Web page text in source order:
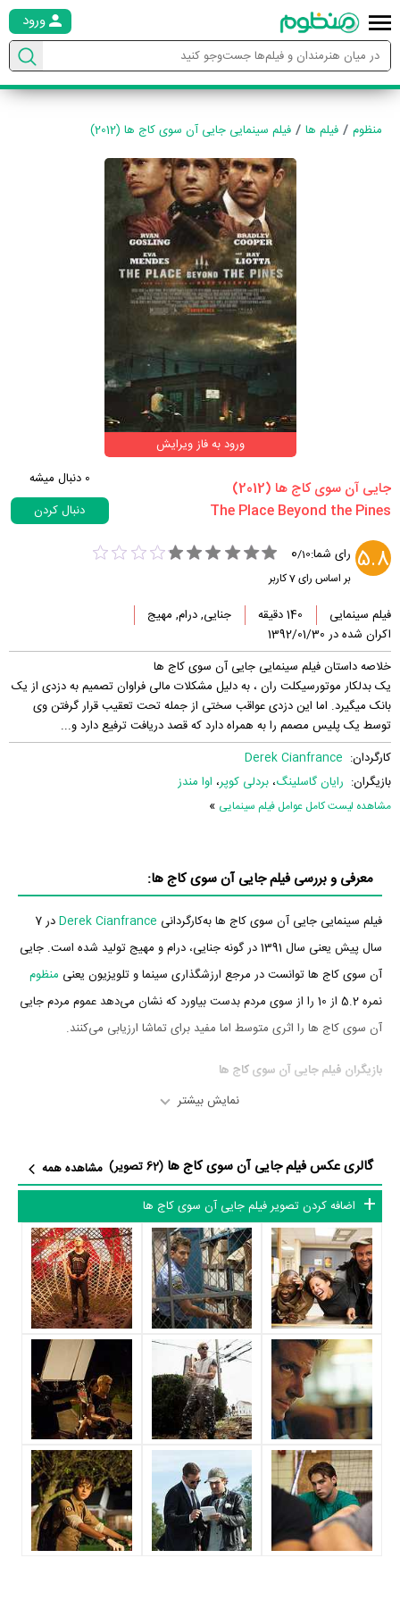
ورود
منظوم فیلم ها فیلم سینمایی جایی آن سوی کاج ها (2012)
ورود به فاز ویرایش
‏جایی آن سوی کاج ها‏ (2012)
0 دنبال میشه
دنبال کردن
5.8 رای شما: 0/10
بر اساس رای7کاربر
فیلم سینمایی 140 دقیقه
جنایی, درام, مهیج
اکران شده در 1392/01/30
خلاصه داستان فیلم سینمایی جایی آن سوی کاج ها
یک بدلکار موتورسیکلت ران ، به دلیل مشکلات مالی فراوان تصمیم به دزدی از یک
بانک میگیرد. اما این دزدی عواقب سختی از جمله تحت تعقیب قرار گرفتن وی
توسط یک پلیس مصمم را به همراه دارد که قصد دریافت ترفیع دارد و...
کارگردان: Derek Cianfrance
بازیگران: رایان گاسلینگ، بردلی کوپر، اوا مندز
مشاهده لیست کامل عوامل فیلم سینمایی »
معرفی و بررسی فیلم جایی آن سوی کاج ها:
فیلم سینمایی جایی آن سوی کاج ها به‌کارگردانی Derek Cianfrance
در 7
سال پیش یعنی سال 1391 در گونه جنایی، درام و مهیج تولید شده است. جایی
آن سوی کاج ها توانست در مرجع ارزشگذاری سینما و تلویزیون یعنی منظوم
نمره 5.2 از 10 را از سوی مردم بدست بیاورد که نشان می‌دهد عموم مردم جایی
آن سوی کاج ها را اثری متوسط اما مفید برای تماشا ارزیابی می‌کنند.
بازیگران فیلم جایی آن سوی کاج ها
بازیگران فیلم جایی آن سوی کاج ها چه کسانی هستند؟ در جایی آن سوی کاج
Romina،Craig Van Hook در نقش Jack، اولگا مردیزدر نقش Malena،
Angelo Anthony Pizza
در نقش Baby Jason (as Anthony Angelo
Pizza Jr.) و
ماهرشالا علی
در نقش Kofi به ایفای نقش و بازیگری
پرداخته‌اند. در فیلم جایی آن سوی کاج ها حدود 11 بازیگر جلوی دوربین رفته‌اند
که از نظر تعداد بازیگران می‌توان جایی آن سوی کاج ها را یک اثر پربازیگر
عنوان کرد. از این‌لحاظ کارگردانی فیلم جایی آن سوی کاج ها باتوجه به بازی
گرفتن از این تعداد بازیگر و مدیریت آنها کار بسیار دشواری بوده است؛ باید
بررسی کرد آیاDerek Cianfranceبه‌عنوان کارگردان و به‌عنوان بازیگردان و
همچنین تیم بازیگری جایی آن سوی کاج ها توانسته‌اند در این زمینه موفق
باشند و بازی‌های درخشانی را نمایش دهند؟
از دیگر بازیگران فیلم جایی آن سوی کاج ها می‌توان بهJohn Facciدر نقش
Priest (as Rev. John Facci)،
بن مندلسون در نقش Robin،Tula
در
نقش Robin's Dog و
Pennyدر نقش Robin's Dog اشاره کرد.
داستان فیلم جایی آن سوی کاج ها
نمایش بیشتر
گالری عکس فیلم جایی آن سوی کاج ها (62 تصویر)
مشاهده همه
اضافه کردن تصویر فیلم جایی آن سوی کاج ها